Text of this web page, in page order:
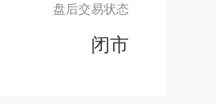
盘后交易状态
闭市